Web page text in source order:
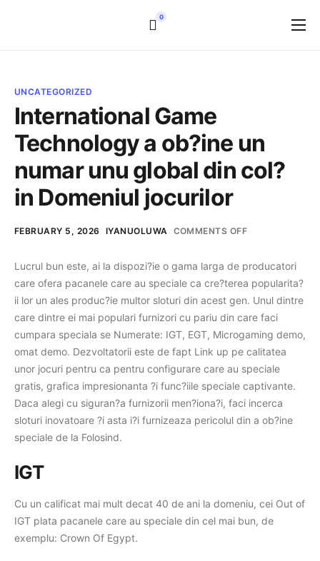
Home
Pricing
Resources
Login
0
UNCATEGORIZED
International Game
Technology a ob?ine un
numar unu global din col?
in Domeniul jocurilor
FEBRUARY 5, 2026 IYANUOLUWA COMMENTS OFF
Lucrul bun este, ai la dispozi?ie o gama larga de producatori
care ofera pacanele care au speciale ca cre?terea popularita?
ii lor un ales produc?ie multor sloturi din acest gen. Unul dintre
care dintre ei mai populari furnizori cu pariu din care faci
cumpara speciala se Numerate: IGT, EGT, Microgaming demo,
omat demo. Dezvoltatorii este de fapt Link up pe calitatea
unor jocuri pentru ca pentru configurare care au speciale
gratis, grafica impresionanta ?i func?iile speciale captivante.
Daca alegi cu siguran?a furnizorii men?iona?i, faci incerca
sloturi inovatoare ?i asta i?i furnizeaza pericolul din a ob?ine
speciale de la Folosind.
IGT
Cu un calificat mai mult decat 40 de ani la domeniu, cei Out of
IGT plata pacanele care au speciale din cel mai bun, de
exemplu: Crown Of Egypt.